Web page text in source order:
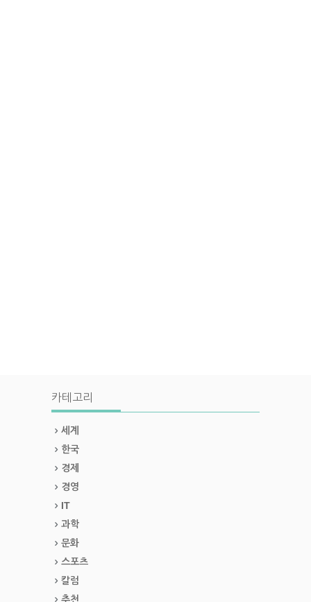
카테고리
세계
한국
경제
경영
IT
과학
문화
스포츠
칼럼
추천